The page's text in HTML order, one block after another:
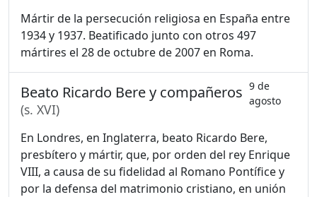
Mártir de la persecución religiosa en España entre
1934 y 1937. Beatificado junto con otros 497
mártires el 28 de octubre de 2007 en Roma.
Beato Ricardo Bere y compañeros
(s. XVI)
9 de
agosto
En Londres, en Inglaterra, beato Ricardo Bere,
presbítero y mártir, que, por orden del rey Enrique
VIII, a causa de su fidelidad al Romano Pontífice y
por la defensa del matrimonio cristiano, en unión